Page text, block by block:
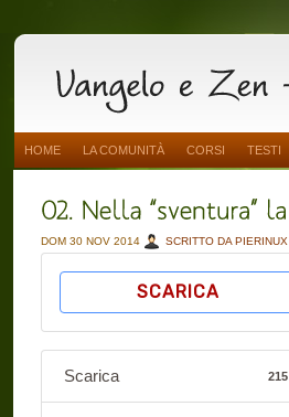
HOME LA COMUNITÀ CORSI TESTI
DOM 30 NOV 2014 SCRITTO DA PIERINUX
SCARICA
Scarica 215